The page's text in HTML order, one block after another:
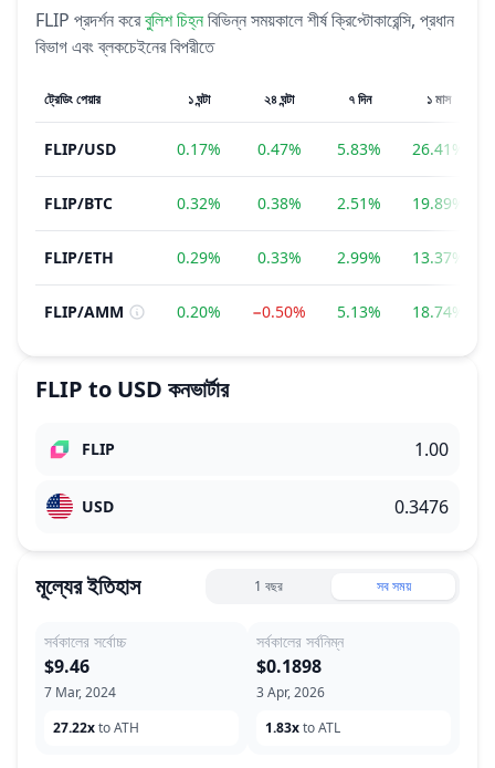
FLIP প্রদর্শন করেবুলিশচিহ্নবিভিন্ন সময়কালে শীর্ষ ক্রিপ্টোকারেন্সি, প্রধান
বিভাগ এবং ব্লকচেইনের বিপরীতে
ট্রেডিং পেয়ার ১ ঘন্টা ২৪ ঘন্টা ৭ দিন ১ মাস
FLIP/USD 0.17% 0.47% 5.83% 26.41%
FLIP/BTC 0.32% 0.38% 2.51% 19.89%
FLIP/ETH 0.29% 0.33% 2.99% 13.37%
FLIP/AMM 0.20% −0.50% 5.13% 18.74%
FLIP to USD কনভার্টার
FLIP
USD
মূল্যের ইতিহাস 1 বছর সব সময়
সর্বকালের সর্বোচ্চ
7 Mar, 2024
$9.46
27.22xto ATH
সর্বকালের সর্বনিম্ন
3 Apr, 2026
$0.1898
1.83xto ATL